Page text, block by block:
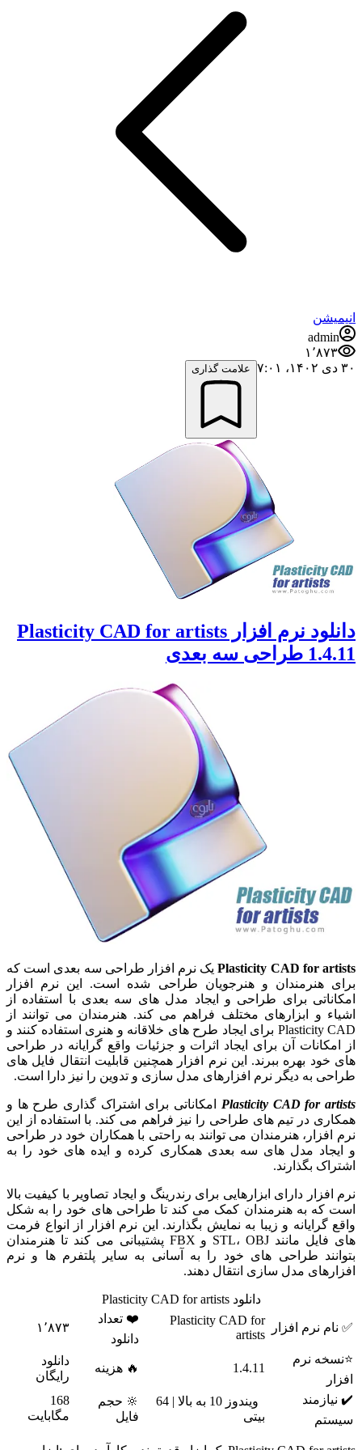
انیمیشن
admin
۱٬۸۷۳
۳۰ دی ۱۴۰۲،‏ ۷:۰۱
علامت گذاری
دانلود نرم افزار Plasticity CAD for artists
1.4.11 طراحی سه بعدی
Plasticity CAD for artistsیک نرم افزار طراحی سه بعدی است که
برای هنرمندان و هنرجویان طراحی شده است. این نرم افزار
امکاناتی برای طراحی و ایجاد مدل های سه بعدی با استفاده از
اشیاء و ابزارهای مختلف فراهم می کند. هنرمندان می توانند از
Plasticity CAD برای ایجاد طرح های خلاقانه و هنری استفاده کنند و
از امکانات آن برای ایجاد اثرات و جزئیات واقع گرایانه در طراحی
های خود بهره ببرند. این نرم افزار همچنین قابلیت انتقال فایل های
طراحی به دیگر نرم افزارهای مدل سازی و تدوین را نیز دارا است.
Plasticity CAD for artists امکاناتی برای اشتراک گذاری طرح ها و
همکاری در تیم های طراحی را نیز فراهم می کند. با استفاده از این
نرم افزار، هنرمندان می توانند به راحتی با همکاران خود در طراحی
و ایجاد مدل های سه بعدی همکاری کرده و ایده های خود را به
اشتراک بگذارند.
نرم افزار دارای ابزارهایی برای رندرینگ و ایجاد تصاویر با کیفیت بالا
است که به هنرمندان کمک می کند تا طراحی های خود را به شکل
واقع گرایانه و زیبا به نمایش بگذارند. این نرم افزار از انواع فرمت
های فایل مانند STL، OBJ و FBX پشتیبانی می کند تا هنرمندان
بتوانند طراحی های خود را به آسانی به سایر پلتفرم ها و نرم
افزارهای مدل سازی انتقال دهند.
دانلود Plasticity CAD for artists
✅ نام نرم افزار
Plasticity CAD for
artists
❤️ تعداد
دانلود
۱٬۸۷۳
⭐نسخه نرم
افزار
1.4.11 🔥 هزینه
دانلود
رایگان
✔️ نیازمند
سیستم
ویندوز 10 به بالا | 64
بیتی
🔆 حجم
فایل
168
مگابایت